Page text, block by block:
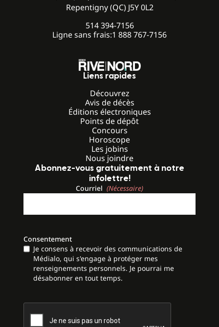
Repentigny (QC) J5Y 0L2
514 394-7156
Ligne sans frais:1 888 767-7156
Liens rapides
Découvrez
Avis de décès
Éditions électroniques
Points de dépôt
Concours
Horoscope
Les jobins
Nous joindre
Abonnez-vous gratuitement à notre
infolettre!
Courriel (Nécessaire)
Consentement
Je consens à recevoir des communications de
Médialo, qui s'engage à protéger mes
renseignements personnels. Je pourrai me
désabonner en tout temps.
CAPTCHA